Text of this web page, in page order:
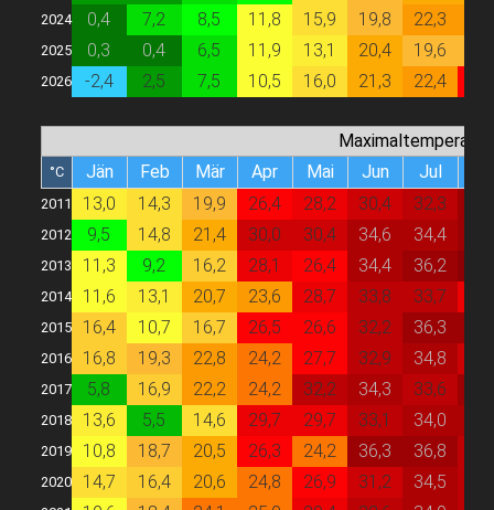
2024 0,4 7,2 8,5 11,8 15,9 19,8 22,3
2025 0,3 0,4 6,5 11,9 13,1 20,4 19,6
2026 -2,4 2,5 7,5 10,5 16,0 21,3 22,4
Maximaltemperatur
°C Jän Feb Mär Apr Mai Jun Jul
2011 13,0 14,3 19,9 26,4 28,2 30,4 32,3
2012 9,5 14,8 21,4 30,0 30,4 34,6 34,4
2013 11,3 9,2 16,2 28,1 26,4 34,4 36,2
2014 11,6 13,1 20,7 23,6 28,7 33,8 33,7
2015 16,4 10,7 16,7 26,5 26,6 32,2 36,3
2016 16,8 19,3 22,8 24,2 27,7 32,9 34,8
2017 5,8 16,9 22,2 24,2 32,2 34,3 33,6
2018 13,6 5,5 14,6 29,7 29,7 33,1 34,0
2019 10,8 18,7 20,5 26,3 24,2 36,3 36,8
2020 14,7 16,4 20,6 24,8 26,9 31,2 34,5